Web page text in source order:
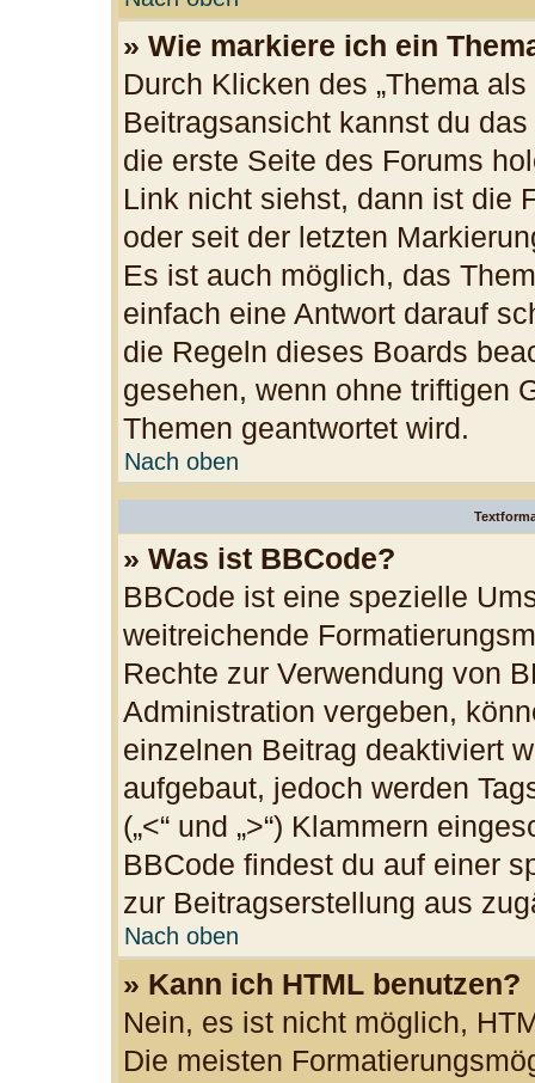
» Wie markiere ich ein
Durch Klicken des „Thema
Beitragsansicht kannst du
die erste Seite des Forums
Link nicht siehst, dann ist die
oder seit der letzten
Es ist auch möglich, das
einfach eine Antwort darauf
die Regeln dieses Boards
gesehen, wenn ohne triftigen
Themen geantwortet wird.
Nach oben
» Was ist BBCode?
BBCode ist eine spezielle
weitreichende
Rechte zur Verwendung von
Administration vergeben,
einzelnen Beitrag deaktiviert
aufgebaut, jedoch werden
(„<“ und „>“) Klammern
BBCode findest du auf einer
zur Beitragserstellung aus
Nach oben
» Kann ich HTML benutzen?
Nein, es ist nicht möglich,
Die meisten